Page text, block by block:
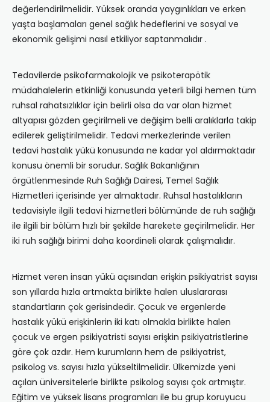
değerlendirilmelidir. Yüksek oranda yaygınlıkları ve erken
yaşta başlamaları genel sağlık hedeflerini ve sosyal ve
ekonomik gelişimi nasıl etkiliyor saptanmalıdır .
Tedavilerde psikofarmakolojik ve psikoterapötik
müdahalelerin etkinliği konusunda yeterli bilgi hemen tüm
ruhsal rahatsızlıklar için belirli olsa da var olan hizmet
altyapısı gözden geçirilmeli ve değişim belli aralıklarla takip
edilerek geliştirilmelidir. Tedavi merkezlerinde verilen
tedavi hastalık yükü konusunda ne kadar yol aldırmaktadır
konusu önemli bir sorudur. Sağlık Bakanlığının
örgütlenmesinde Ruh Sağlığı Dairesi, Temel Sağlık
Hizmetleri içerisinde yer almaktadır. Ruhsal hastalıkların
tedavisiyle ilgili tedavi hizmetleri bölümünde de ruh sağlığı
ile ilgili bir bölüm hızlı bir şekilde harekete geçirilmelidir. Her
iki ruh sağlığı birimi daha koordineli olarak çalışmalıdır.
Hizmet veren insan yükü açısından erişkin psikiyatrist sayısı
son yıllarda hızla artmakta birlikte halen uluslararası
standartların çok gerisindedir. Çocuk ve ergenlerde
hastalık yükü erişkinlerin iki katı olmakla birlikte halen
çocuk ve ergen psikiyatristi sayısı erişkin psikiyatristlerine
göre çok azdır. Hem kurumların hem de psikiyatrist,
psikolog vs. sayısı hızla yükseltilmelidir. Ülkemizde yeni
açılan üniversitelerle birlikte psikolog sayısı çok artmıştır.
Eğitim ve yüksek lisans programları ile bu grup koruyucu